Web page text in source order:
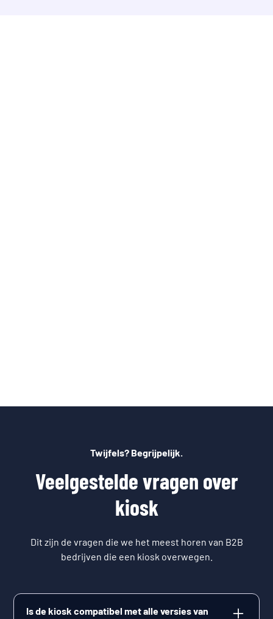
Twijfels? Begrijpelijk.
Veelgestelde vragen over
kiosk
Dit zijn de vragen die we het meest horen van B2B
bedrijven die een kiosk overwegen.
Is de kiosk compatibel met alle versies van